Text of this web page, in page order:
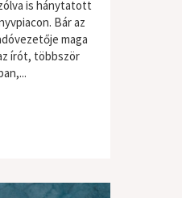
is hánytatott
Bár az
maga
írót, többször